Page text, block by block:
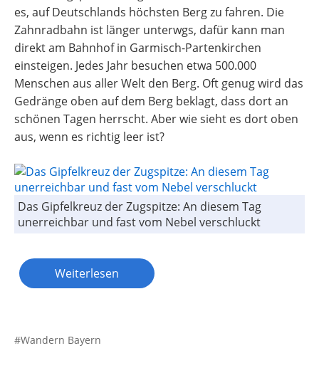
es, auf Deutschlands höchsten Berg zu fahren. Die
Zahnradbahn ist länger unterwgs, dafür kann man
direkt am Bahnhof in Garmisch-Partenkirchen
einsteigen. Jedes Jahr besuchen etwa 500.000
Menschen aus aller Welt den Berg. Oft genug wird das
Gedränge oben auf dem Berg beklagt, dass dort an
schönen Tagen herrscht. Aber wie sieht es dort oben
aus, wenn es richtig leer ist?
Das Gipfelkreuz der Zugspitze: An diesem Tag
unerreichbar und fast vom Nebel verschluckt
Weiterlesen
Wandern Bayern